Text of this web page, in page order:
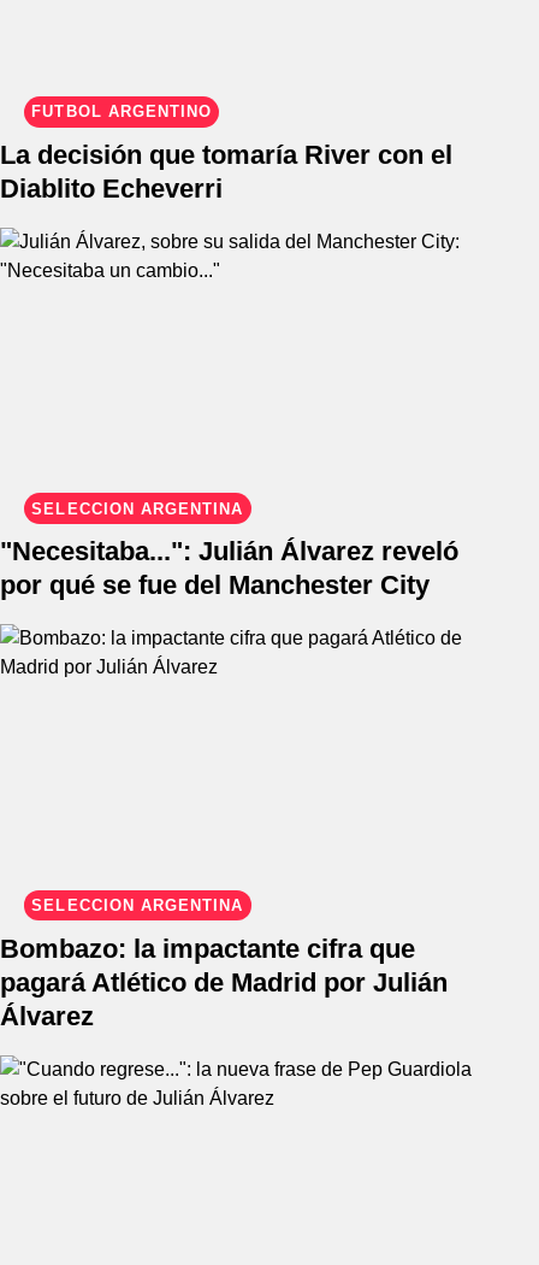
FÚTBOL ARGENTINO
La decisión que tomaría River con el
Diablito Echeverri
SELECCIÓN ARGENTINA
"Necesitaba...": Julián Álvarez reveló
por qué se fue del Manchester City
SELECCIÓN ARGENTINA
Bombazo: la impactante cifra que
pagará Atlético de Madrid por Julián
Álvarez